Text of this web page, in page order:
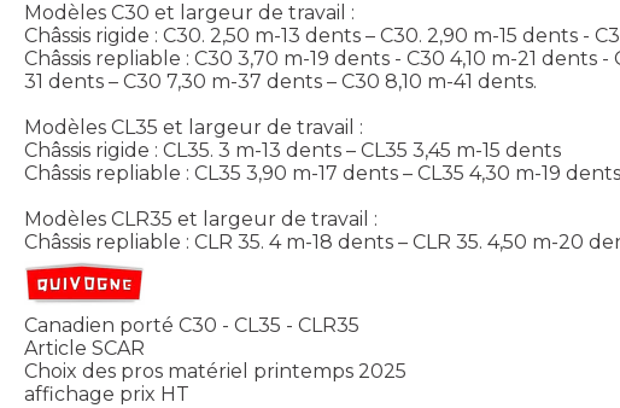
Modèles C30 et largeur de travail :
Châssis rigide : C30. 2,50 m-13 dents – C30. 2,90 m-15 dents -
Châssis repliable : C30 3,70 m-19 dents - C30 4,10 m-21
31 dents – C30 7,30 m-37 dents – C30 8,10 m-41 dents.
Modèles CL35 et largeur de travail :
Châssis rigide : CL35. 3 m-13 dents – CL35 3,45 m-15 dents
Châssis repliable : CL35 3,90 m-17 dents – CL35 4,30 m-19
Modèles CLR35 et largeur de travail :
Châssis repliable : CLR 35. 4 m-18 dents – CLR 35. 4,50 m-20
Canadien porté C30 - CL35 - CLR35
Article SCAR
Choix des pros matériel printemps 2025
affichage prix HT